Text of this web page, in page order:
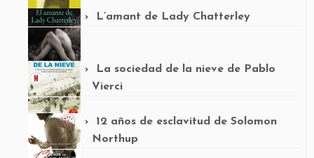
L’amant de Lady Chatterley
La sociedad de la nieve de Pablo
Vierci
12 años de esclavitud de Solomon
Northup